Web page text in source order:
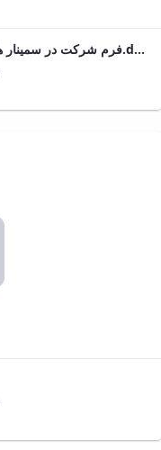
فرم شرکت در سمینار های داخلی برای دانشجویان تحصیلات تکمیلی.doc